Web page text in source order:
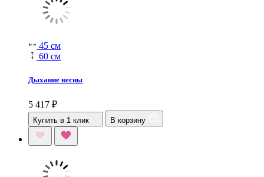
45 см
60 см
Дыхание весны
5 417 ₽
Купить в 1 клик В корзину